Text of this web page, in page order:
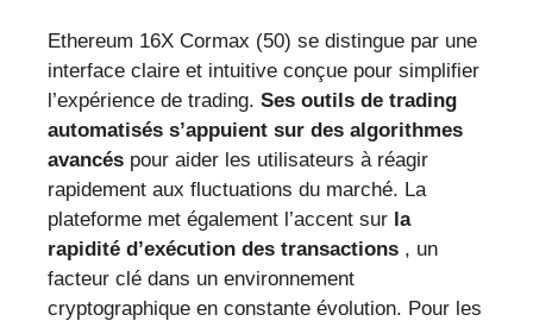
Ethereum 16X Cormax (50) se distingue par une
interface claire et intuitive conçue pour simplifier
l’expérience de trading. Ses outils de trading
automatisés s’appuient sur des algorithmes
avancés pour aider les utilisateurs à réagir
rapidement aux fluctuations du marché. La
plateforme met également l’accent sur la
rapidité d’exécution des transactions , un
facteur clé dans un environnement
cryptographique en constante évolution. Pour les